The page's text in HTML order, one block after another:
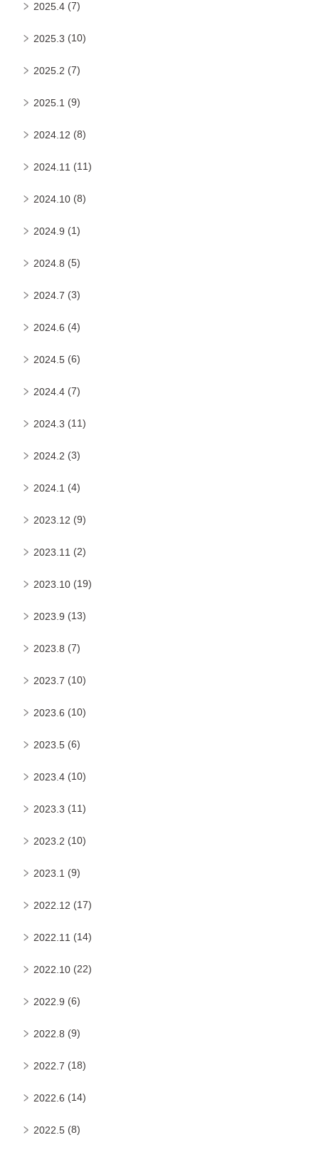
2025.4 (7)
2025.3 (10)
2025.2 (7)
2025.1 (9)
2024.12 (8)
2024.11 (11)
2024.10 (8)
2024.9 (1)
2024.8 (5)
2024.7 (3)
2024.6 (4)
2024.5 (6)
2024.4 (7)
2024.3 (11)
2024.2 (3)
2024.1 (4)
2023.12 (9)
2023.11 (2)
2023.10 (19)
2023.9 (13)
2023.8 (7)
2023.7 (10)
2023.6 (10)
2023.5 (6)
2023.4 (10)
2023.3 (11)
2023.2 (10)
2023.1 (9)
2022.12 (17)
2022.11 (14)
2022.10 (22)
2022.9 (6)
2022.8 (9)
2022.7 (18)
2022.6 (14)
2022.5 (8)